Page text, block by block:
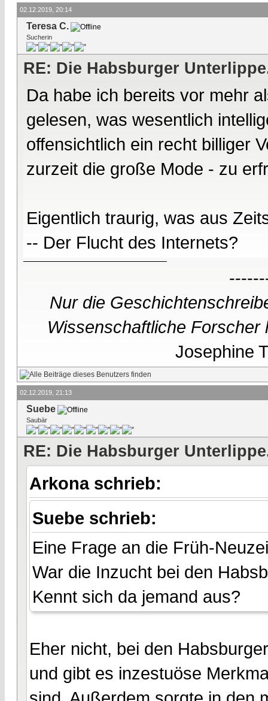
02.12.2019, 20:14
Teresa C.
Sucherin
RE: Die Habsburger
Da habe ich bereits vor mehr
gelesen, was wesentlich
offensichtlich ein recht billiger
zurzeit die große Mode - zu
Eigentlich traurig, was aus
-- Der Flucht des Internets?
Nur die
Wissenschaftliche
Josephine
02.12.2019, 21:13
Suebe
Saubär
RE: Die Habsburger
Arkona schrieb:
Suebe schrieb:
Eine Frage an die Früh-
War die Inzucht bei den
Kennt sich da jemand aus?
Eher nicht, bei den
und gibt es inzestuöse